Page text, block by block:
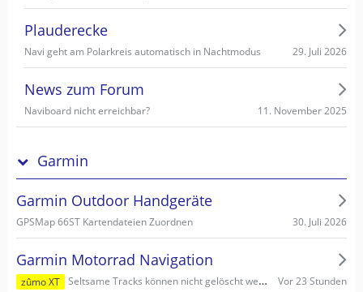
Plauderecke
Navi geht am Polarkreis automatisch in Nachtmodus 29. Juli 2026
News zum Forum
Naviboard nicht erreichbar? 11. November 2025
Garmin
Garmin Outdoor Handgeräte
GPSMap 66ST Kartendateien Zuordnen 30. Juli 2026
Garmin Motorrad Navigation
zûmo XT Seltsame Tracks können nicht gelöscht werden Vor 23 Stunden